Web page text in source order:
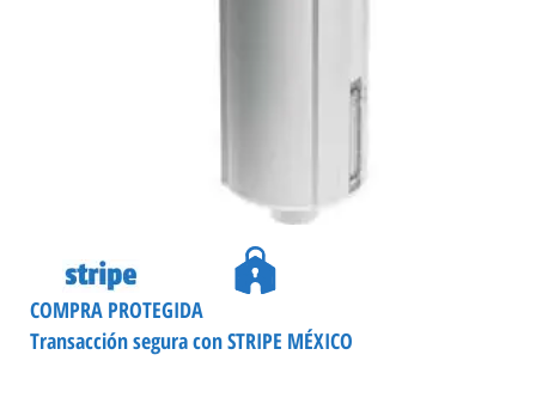
Transacción segura con STRIPE MÉXICO
COMPRA PROTEGIDA